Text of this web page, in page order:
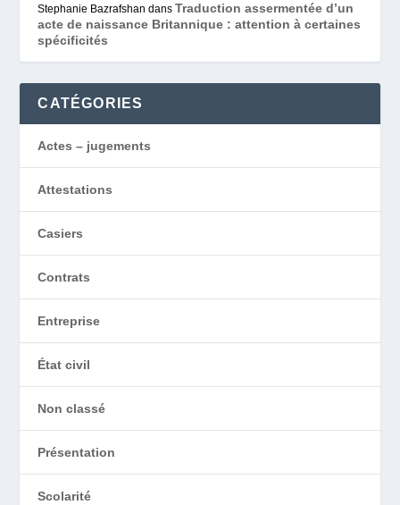
Stephanie Bazrafshan dansTraduction assermentée d’un
acte de naissance Britannique : attention à certaines
spécificités
CATÉGORIES
Actes – jugements
Attestations
Casiers
Contrats
Entreprise
État civil
Non classé
Présentation
Scolarité